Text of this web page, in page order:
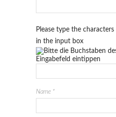
Please type the
in the input box
Name *